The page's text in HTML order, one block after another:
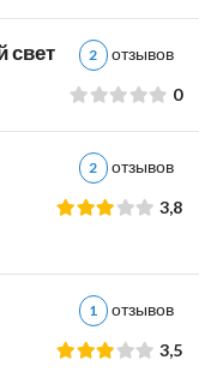
свет 2 отзывов
0
2 отзывов
3,8
1 отзывов
3,5